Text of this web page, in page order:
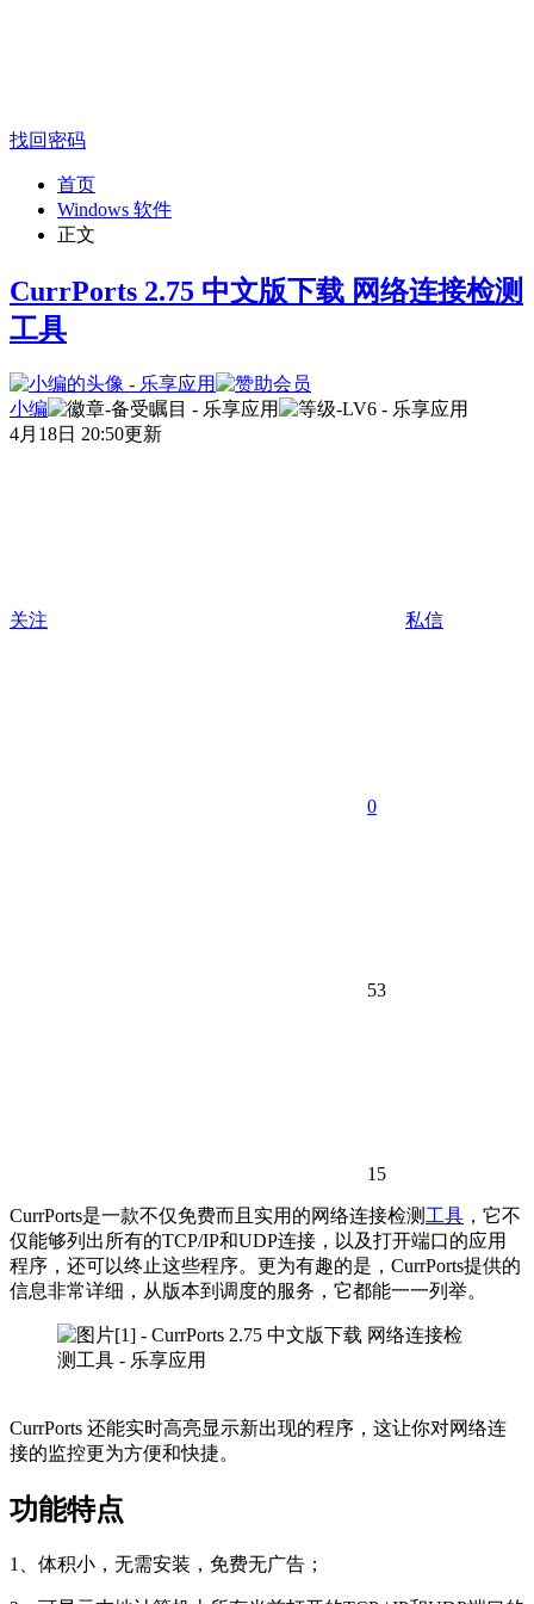
找回密码
首页
Windows 软件
正文
CurrPorts 2.75 中文版下载 网络连接检测
工具
小编
4月18日 20:50更新
关注 私信
0
53
15
CurrPorts是一款不仅免费而且实用的网络连接检测 工具 ，它不
仅能够列出所有的TCP/IP和UDP连接，以及打开端口的应用
程序，还可以终止这些程序。更为有趣的是，CurrPorts提供的
信息非常详细，从版本到调度的服务，它都能一一列举。
CurrPorts 还能实时高亮显示新出现的程序，这让你对网络连
接的监控更为方便和快捷。
功能特点
1、体积小，无需安装，免费无广告；